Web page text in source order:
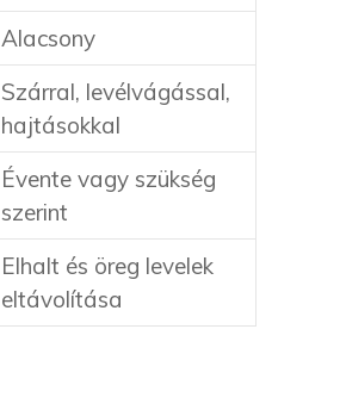
Alacsony
Szárral, levélvágással,
hajtásokkal
Évente vagy szükség
szerint
Elhalt és öreg levelek
eltávolítása